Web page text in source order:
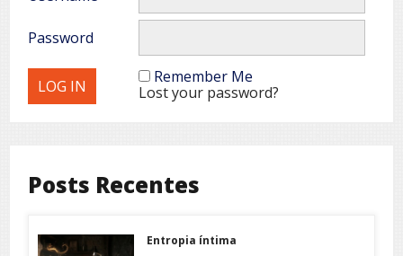
Password
Remember Me
Lost your password?
Posts Recentes
Entropia íntima